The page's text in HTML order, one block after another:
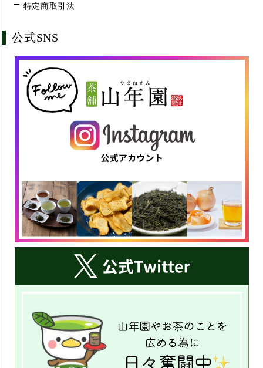
特定商取引法
公式SNS